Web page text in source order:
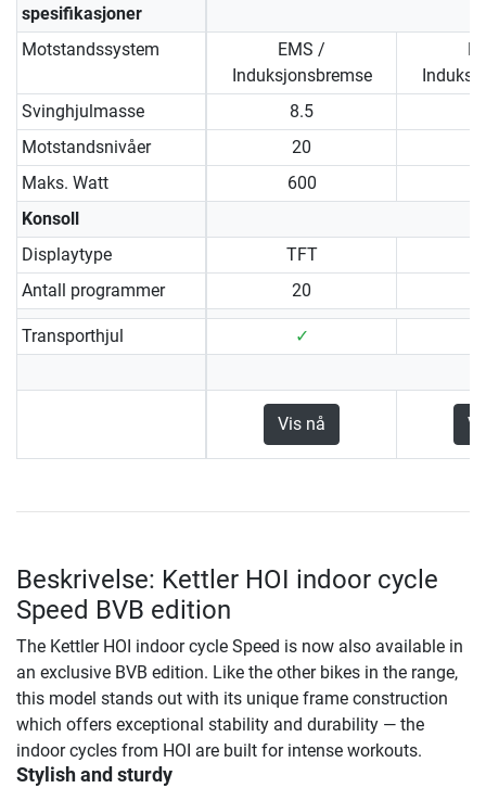
spesifikasjoner
Motstandssystem
EMS /
Induksjonsbremse
Svinghjulmasse
8.5
Motstandsnivåer
20
Maks. Watt
600
Konsoll
Displaytype
TFT
Antall programmer
20
Transporthjul ✓
Vis nå
Beskrivelse: Kettler HOI indoor cycle
Speed BVB edition
The Kettler HOI indoor cycle Speed is now also available in
an exclusive BVB edition. Like the other bikes in the range,
this model stands out with its unique frame construction
which offers exceptional stability and durability — the
indoor cycles from HOI are built for intense workouts.
Stylish and sturdy